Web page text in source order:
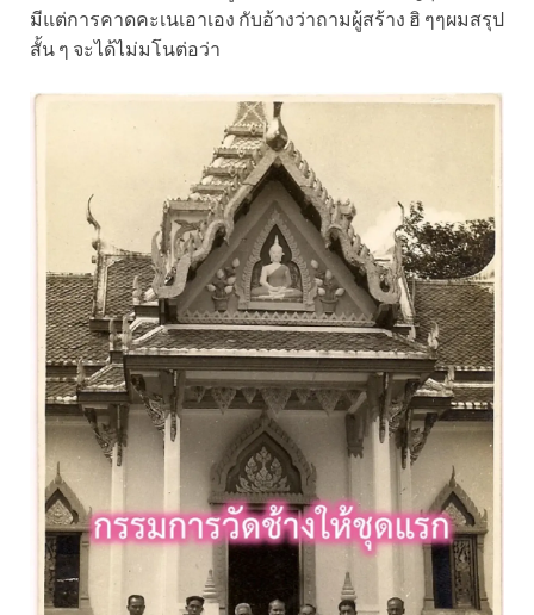
มีแต่การคาดคะเนเอาเอง กับอ้างว่าถามผู้สร้าง ฮิ ๆๆผมสรุป
สั้น ๆ จะได้ไม่มโนต่อว่า